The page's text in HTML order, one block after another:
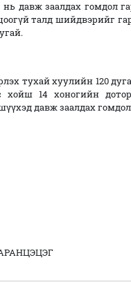
давж заалдах гомдол
талд шийдвэрийг
тухай хуулийн 120
хойш 14 хоногийн
давж заалдах